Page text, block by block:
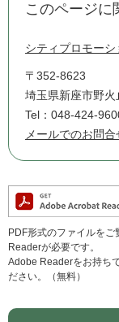
このページに
シティプロモーシ
〒352-8623
埼玉県新座市野
Tel：048-424-
メールでのお問
PDF形式のファイルを
Readerが必要です。
Adobe Readerをお持ち
ださい。（無料）